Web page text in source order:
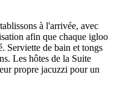
à l'arrivée, avec
afin que chaque igloo
Serviette de bain et tongs
Les hôtes de la Suite
propre jacuzzi pour un